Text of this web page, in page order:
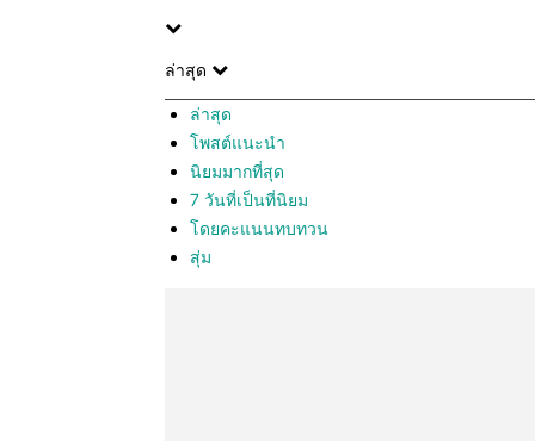
ล่าสุด
ล่าสุด
โพสต์แนะนำ
นิยมมากที่สุด
7 วันที่เป็นที่นิยม
โดยคะแนนทบทวน
สุ่ม